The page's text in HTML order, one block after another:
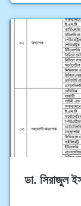
ডা. সিরাজুল